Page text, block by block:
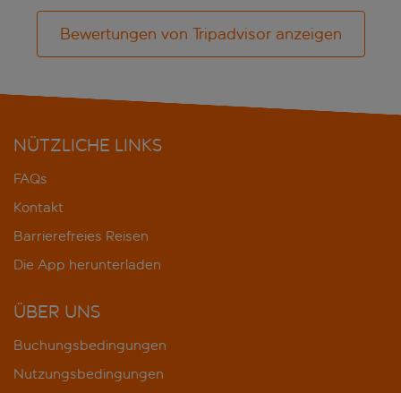
Bewertungen von Tripadvisor anzeigen
NÜTZLICHE LINKS
FAQs
Kontakt
Barrierefreies Reisen
Die App herunterladen
ÜBER UNS
Buchungsbedingungen
Nutzungsbedingungen